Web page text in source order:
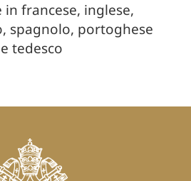
francese, inglese,
spagnolo, portoghese
e tedesco